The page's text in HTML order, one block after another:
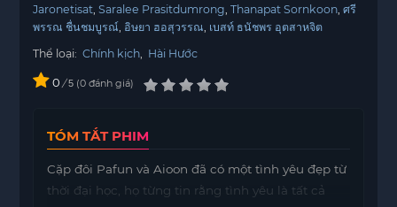
Jaronetisat Saralee Prasitdumrong Thanapat Sornkoon ศรี
พรรณ ชื่นชมบูรณ์ อิษยา ฮอสุวรรณ เบสท์ ธนัชพร อุตสาหจิต
Thể loại: Chính kịch Hài Hước
0 / 5 0 đánh giá
TÓM TẮT PHIM
Cặp đôi Pafun và Aioon đã có một tình yêu đẹp từ
thời đại học, họ từng tin rằng tình yêu là tất cả